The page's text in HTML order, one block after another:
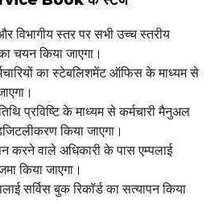
विभागीय स्तर पर सभी उच्च स्तरीय
चयन किया जाएगा।
का स्टेबलिशमेंट ऑफिस के माध्यम से
प्रविष्टि के माध्यम से कर्मचारी मैनुअल
किया जाएगा।
करने वाले अधिकारी के पास एम्पलाई
किया जाएगा।
सर्विस बुक रिकॉर्ड का सत्यापन किया